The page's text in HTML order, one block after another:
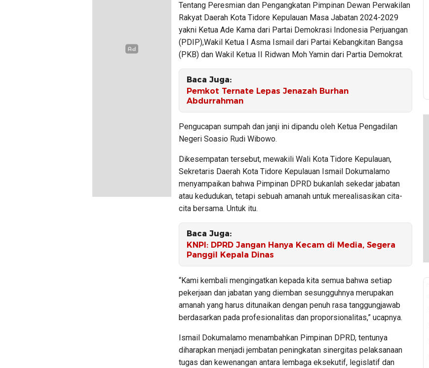
Tentang Peresmian dan Pengangkatan Pimpinan Dewan Perwakilan
Rakyat Daerah Kota Tidore Kepulauan Masa Jabatan 2024-2029
yakni Ketua Ade Kama dari Partai Demokrasi Indonesia Perjuangan
(PDIP),Wakil Ketua I Asma Ismail dari Partai Kebangkitan Bangsa
(PKB) dan Wakil Ketua II Ridwan Moh Yamin dari Partia Demokrat.
Baca Juga:
Pemkot Ternate Lepas Jenazah Burhan
Abdurrahman
Pengucapan sumpah dan janji ini dipandu oleh Ketua Pengadilan
Negeri Soasio Rudi Wibowo.
Dikesempatan tersebut, mewakili Wali Kota Tidore Kepulauan,
Sekretaris Daerah Kota Tidore Kepulauan Ismail Dokumalamo
menyampaikan bahwa Pimpinan DPRD bukanlah sekedar jabatan
atau kedudukan, tetapi sebuah amanah untuk merealisasikan cita-
cita bersama. Untuk itu.
Baca Juga:
KNPI: DPRD Jangan Hanya Kecam di Media, Segera
Panggil Kepala Dinas
“Kami kembali mengingatkan kepada kita semua bahwa setiap
pekerjaan dan jabatan yang diemban sesungguhnya merupakan
amanah yang harus ditunaikan dengan penuh rasa tanggungjawab
berdasarkan pada profesionalitas dan proporsionalitas,” ucapnya.
Ismail Dokumalamo menambahkan Pimpinan DPRD, tentunya
diharapkan menjadi jembatan peningkatan sinergitas pelaksanaan
tugas dan kewenangan antara lembaga eksekutif, legislatif dan